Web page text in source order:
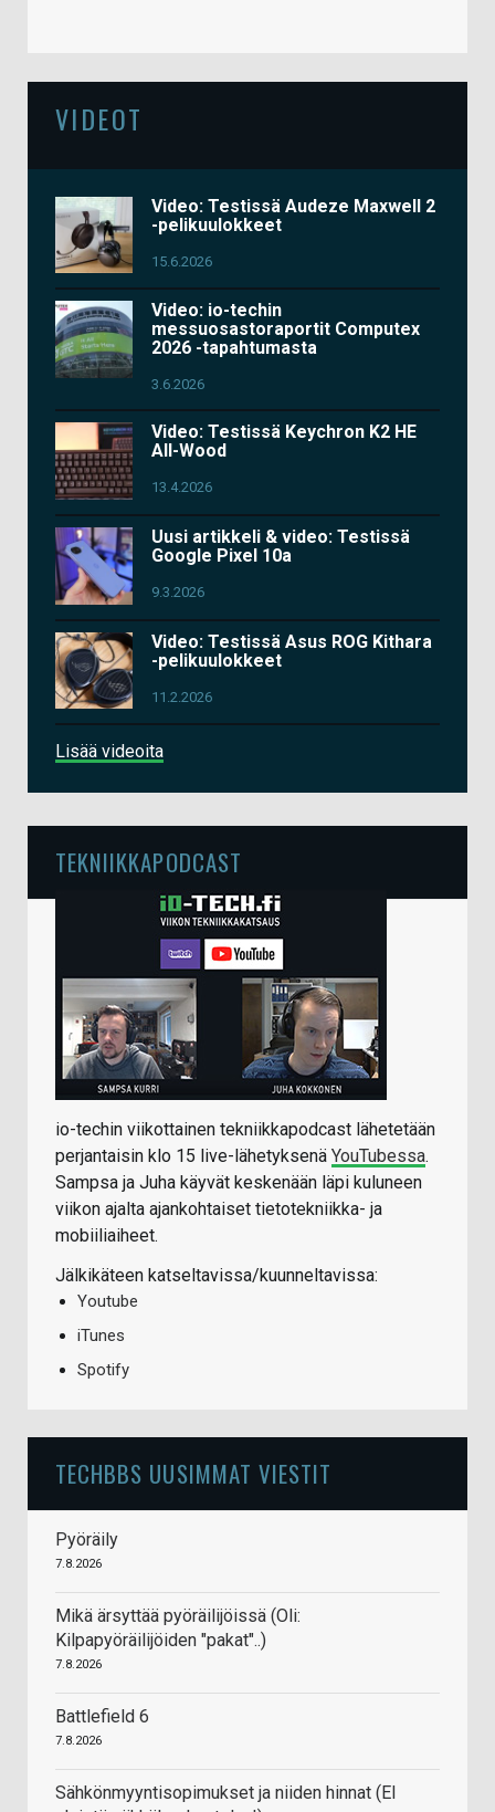
VIDEOT
Video: Testissä Audeze Maxwell 2
-pelikuulokkeet
15.6.2026
Video: io-techin
messuosastoraportit Computex
2026 -tapahtumasta
3.6.2026
Video: Testissä Keychron K2 HE
All-Wood
13.4.2026
Uusi artikkeli & video: Testissä
Google Pixel 10a
9.3.2026
Video: Testissä Asus ROG Kithara
-pelikuulokkeet
11.2.2026
Lisää videoita
TEKNIIKKAPODCAST
io-techin viikottainen tekniikkapodcast lähetetään
perjantaisin klo 15 live-lähetyksenä YouTubessa.
Sampsa ja Juha käyvät keskenään läpi kuluneen
viikon ajalta ajankohtaiset tietotekniikka- ja
mobiiliaiheet.
Jälkikäteen katseltavissa/kuunneltavissa:
Youtube
iTunes
Spotify
TECHBBS UUSIMMAT VIESTIT
Pyöräily
7.8.2026
Mikä ärsyttää pyöräilijöissä (Oli:
Kilpapyöräilijöiden "pakat"..)
7.8.2026
Battlefield 6
7.8.2026
Sähkönmyyntisopimukset ja niiden hinnat (EI